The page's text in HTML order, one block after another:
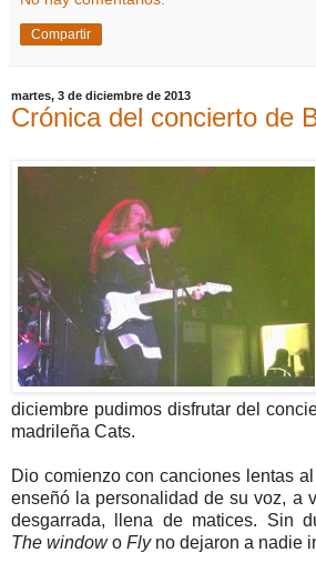
Compartir
martes, 3 de diciembre de 2013
Crónica del concierto de
diciembre pudimos disfrutar del
madrileña Cats.
Dio comienzo con canciones lentas
enseñó la personalidad de su voz, a
desgarrada, llena de matices. Sin
The windowo Flyno dejaron a nadie